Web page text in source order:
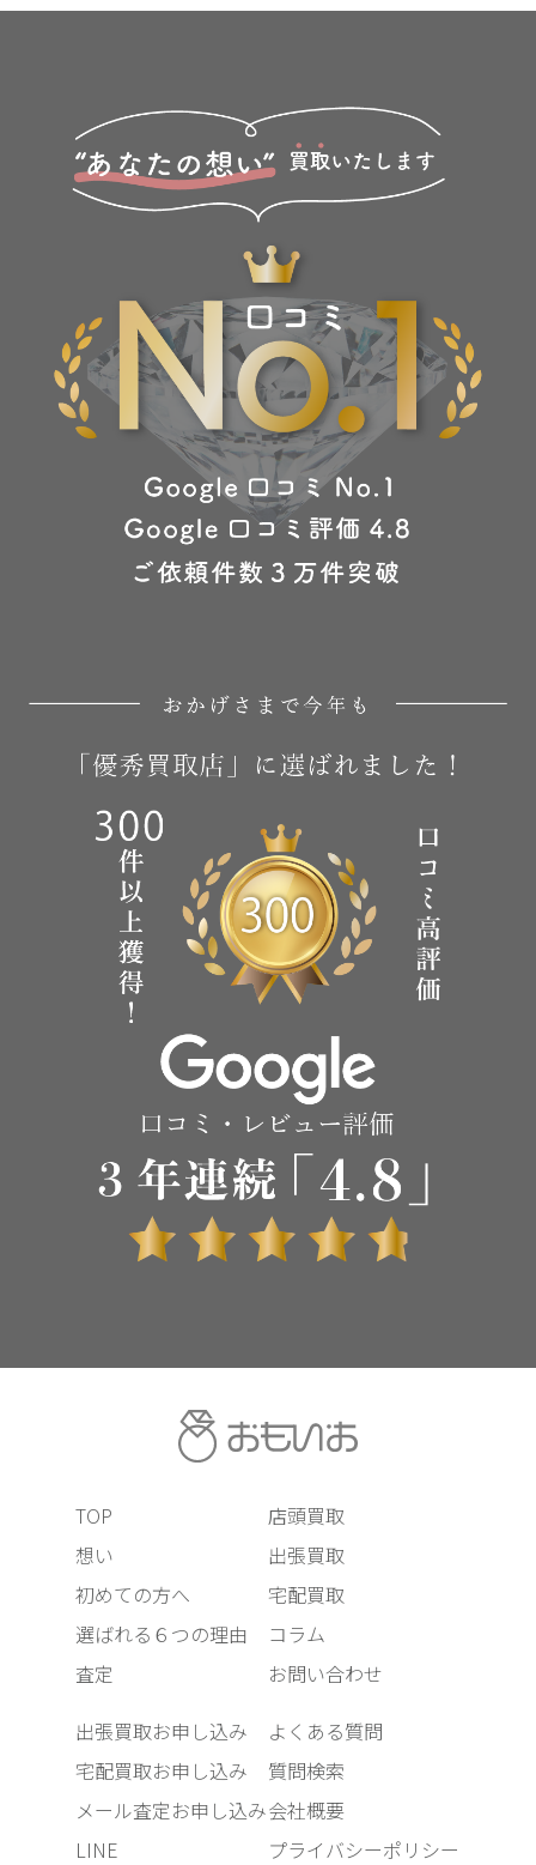
TOP
想い
初めての方へ
選ばれる６つの理由
査定
店頭買取
出張買取
宅配買取
コラム
お問い合わせ
出張買取お申し込み
宅配買取お申し込み
メール査定お申し込み
LINE
よくある質問
質問検索
会社概要
プライバシーポリシー